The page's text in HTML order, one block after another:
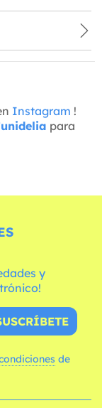
Instagram !
para
y